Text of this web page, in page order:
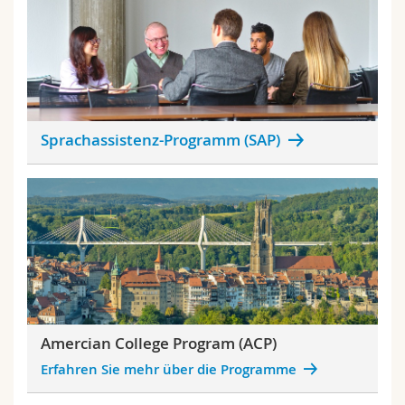
Sprachassistenz-Programm (SAP)
Amercian College Program (ACP)
Erfahren Sie mehr über die Programme